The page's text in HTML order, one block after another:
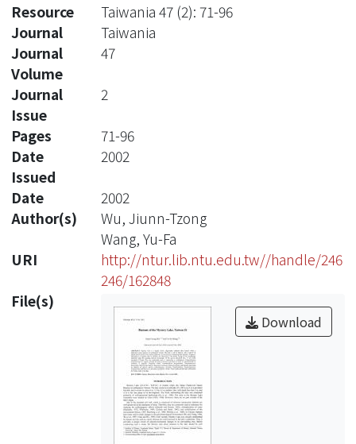
Resource
Taiwania 47 (2): 71-96
Journal
Taiwania
Journal
Volume
47
Journal
Issue
2
Pages
71-96
Date
Issued
2002
Date
2002
Author(s)
Wu, Jiunn-Tzong
Wang, Yu-Fa
URI
http://ntur.lib.ntu.edu.tw//handle/246
246/162848
File(s)
Download